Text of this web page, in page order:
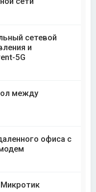
сетевой
и
5G
между
офиса с